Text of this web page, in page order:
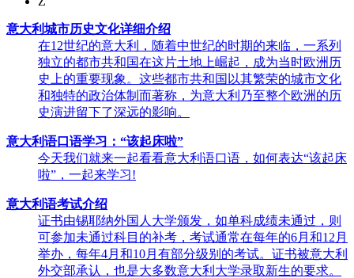
意大利城市历史文化详细介绍
在12世纪的意大利，随着中世纪的时期的来临，一系列
独立的都市共和国在这片土地上崛起，成为当时欧洲历
史上的重要现象。这些都市共和国以其繁荣的城市文化
和独特的政治体制而著称，为意大利乃至整个欧洲的历
史演进留下了深远的影响。
意大利语口语学习：“该起床啦”
今天我们就来一起看看意大利语口语，如何表达“该起床
啦”，一起来学习!
意大利语考试介绍
证书由锡耶纳外国人大学颁发，如单科成绩未通过，则
可参加未通过科目的补考，考试通常在每年的6月和12月
举办，每年4月和10月有部分级别的考试。证书被意大利
外交部承认，也是大多数意大利大学录取新生的要求。